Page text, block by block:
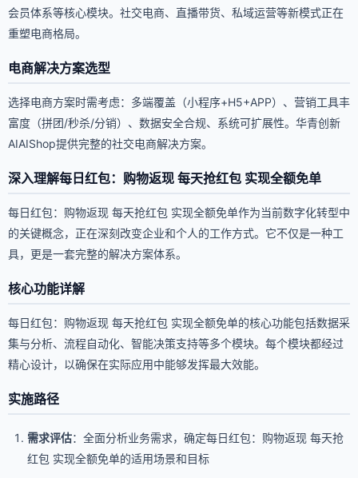
会员体系等核心模块。社交电商、直播带货、私域运营等新模式正在
重塑电商格局。
电商解决方案选型
选择电商方案时需考虑：多端覆盖（小程序+H5+APP）、营销工具丰
富度（拼团/秒杀/分销）、数据安全合规、系统可扩展性。华青创新
AIAIShop提供完整的社交电商解决方案。
深入理解每日红包：购物返现 每天抢红包 实现全额免单
每日红包：购物返现 每天抢红包 实现全额免单作为当前数字化转型中
的关键概念，正在深刻改变企业和个人的工作方式。它不仅是一种工
具，更是一套完整的解决方案体系。
核心功能详解
每日红包：购物返现 每天抢红包 实现全额免单的核心功能包括数据采
集与分析、流程自动化、智能决策支持等多个模块。每个模块都经过
精心设计，以确保在实际应用中能够发挥最大效能。
实施路径
需求评估：全面分析业务需求，确定每日红包：购物返现 每天抢
红包 实现全额免单的适用场景和目标